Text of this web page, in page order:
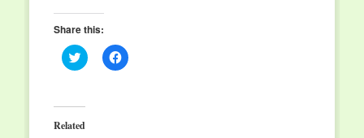
Share this:
Click
to
(Opens
in
new
Click
to
Related